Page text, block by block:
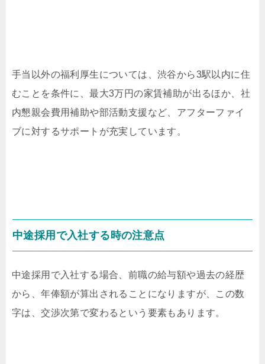
手当以外の福利厚生については、渋谷から3駅以内に住
むことを条件に、最大3万円の家賃補助が出るほか、社
内懇親会費用補助や部活動支援など、アフターファイ
ブに対するサポートが充実しています。
中途採用で入社する時の注意点
中途採用で入社する場合、前職の給与額や過去の経歴
から、年俸額が算出されることになりますが、この数
字は、交渉次第で変わるという要素もあります。